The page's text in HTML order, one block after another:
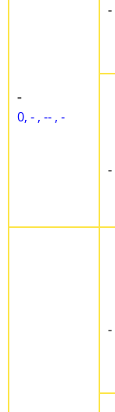
-
0, - , -- , -
-
-
-